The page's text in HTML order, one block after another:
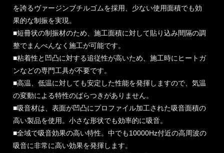
を誇るヴァージンブチルゴムを採用、少ない使用面積でも効
果的な制振を実現。
■短冊状の制振材のため、施工面積に対して貼り込み間隔の調
整でまんべんなく施工が可能です。
■粘着性と凹凸に対する追従性が高いため、施工時にヒートガ
ンなどの専門工具が不要です。
■高温、低温に対しても安定した性能を発揮しますので、気温
の変動による特性のばらつきがありません。
■吸音材は、表面が凹凸にプロファイル加工された吸音面積の
高い製品を使用。小さな形状でも効率的に吸音。
■全域で吸音効果の高い特性。中でも10000Hz付近の高周波の
吸音に非常に高い効果を発揮します。